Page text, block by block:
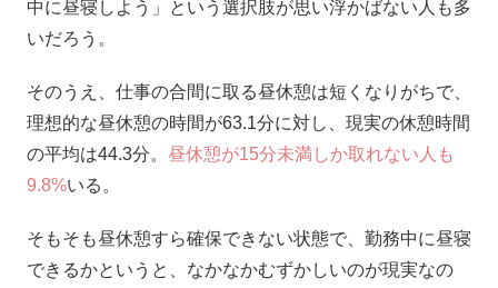
中に昼寝しよう」という選択肢が思い浮かばない人も多
いだろう。
そのうえ、仕事の合間に取る昼休憩は短くなりがちで、
理想的な昼休憩の時間が63.1分に対し、現実の休憩時間
の平均は44.3分。 昼休憩が15分未満しか取れない人も
9.8%いる。
そもそも昼休憩すら確保できない状態で、勤務中に昼寝
できるかというと、なかなかむずかしいのが現実なの